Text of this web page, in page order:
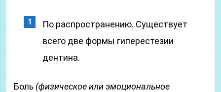
По распространению. Существует
всего две формы гиперестезии
дентина.
Боль (физическое или эмоциональное